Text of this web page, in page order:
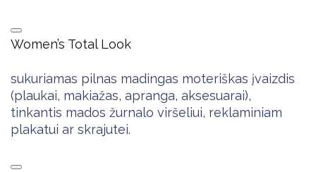
Women’s Total Look
sukuriamas pilnas madingas moteriškas įvaizdis
(plaukai, makiažas, apranga, aksesuarai),
tinkantis mados žurnalo viršeliui, reklaminiam
plakatui ar skrajutei.